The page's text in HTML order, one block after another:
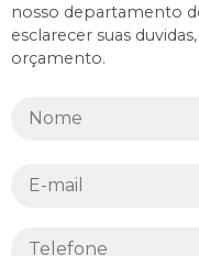
nosso departamento
esclarecer suas
orçamento.